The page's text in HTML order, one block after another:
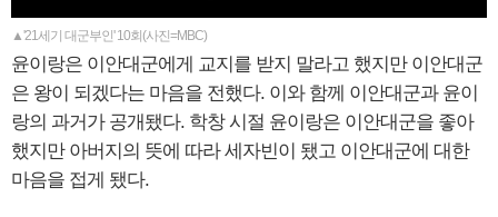
▲'21세기 대군부인' 10회(사진=MBC)
윤이랑은 이안대군에게 교지를 받지 말라고 했지만 이안대군
은 왕이 되겠다는 마음을 전했다. 이와 함께 이안대군과 윤이
랑의 과거가 공개됐다. 학창 시절 윤이랑은 이안대군을 좋아
했지만 아버지의 뜻에 따라 세자빈이 됐고 이안대군에 대한
마음을 접게 됐다.